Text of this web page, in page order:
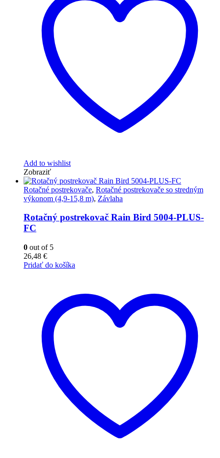
Add to wishlist
Zobraziť
Rotačné postrekovače, Rotačné postrekovače so stredným
výkonom (4,9-15,8 m), Závlaha
Rotačný postrekovač Rain Bird 5004-PLUS-
FC
0 out of 5
26,48 €
Pridať do košíka